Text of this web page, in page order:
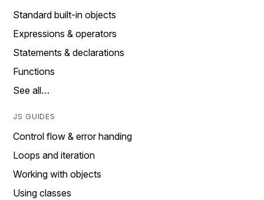
Standard built-in objects
Expressions & operators
Statements & declarations
Functions
See all…
JS GUIDES
Control flow & error handing
Loops and iteration
Working with objects
Using classes